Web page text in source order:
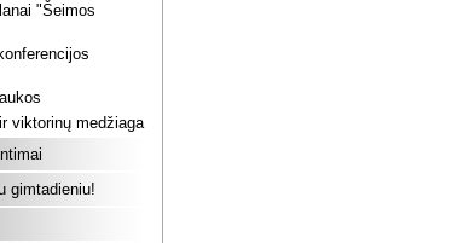
"Šeimos
viktorinų medžiaga
gimtadieniu!